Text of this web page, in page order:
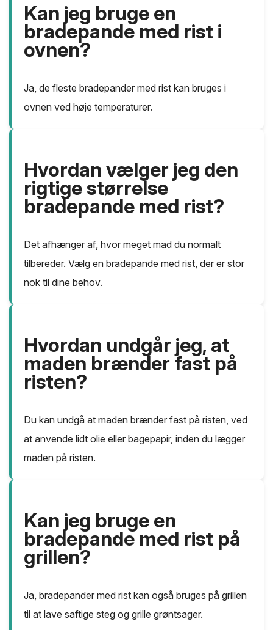
Kan jeg bruge en
bradepande med rist i
ovnen?
Ja, de fleste bradepander med rist kan bruges i
ovnen ved høje temperaturer.
Hvordan vælger jeg den
rigtige størrelse
bradepande med rist?
Det afhænger af, hvor meget mad du normalt
tilbereder. Vælg en bradepande med rist, der er stor
nok til dine behov.
Hvordan undgår jeg, at
maden brænder fast på
risten?
Du kan undgå at maden brænder fast på risten, ved
at anvende lidt olie eller bagepapir, inden du lægger
maden på risten.
Kan jeg bruge en
bradepande med rist på
grillen?
Ja, bradepander med rist kan også bruges på grillen
til at lave saftige steg og grille grøntsager.